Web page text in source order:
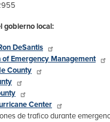
gobierno local:
DeSantis
of Emergency Management
County
Center
de trafico durante